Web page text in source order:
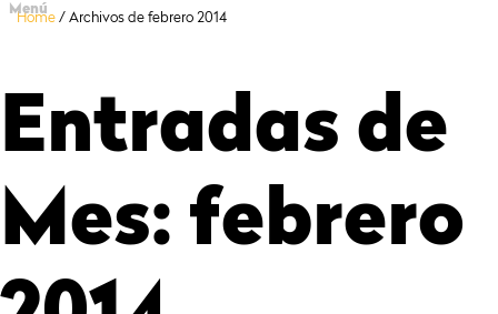
Menú
Home / Archivos de febrero 2014
Entradas de
Mes: febrero